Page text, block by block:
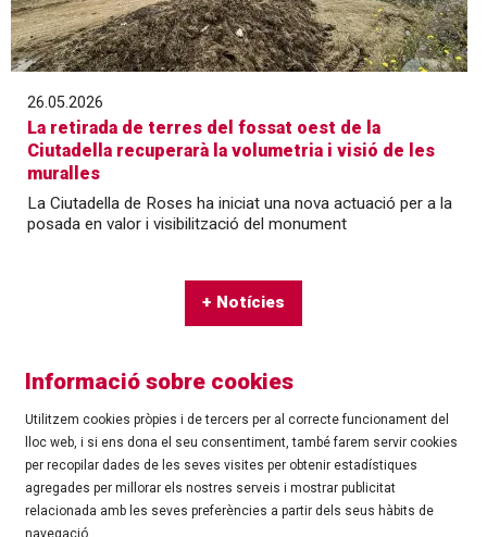
26.05.2026
La retirada de terres del fossat oest de la
Ciutadella recuperarà la volumetria i visió de les
muralles
La Ciutadella de Roses ha iniciat una nova actuació per a la
posada en valor i visibilització del monument
+ Notícies
©Ajuntament de Roses| C/ Tarragona, 81 | 17480 ROSES
Tel.: 972 25 24 00 |cultura@roses.cat
Informació sobre cookies
Utilitzem cookies pròpies i de tercers per al correcte funcionament del
lloc web, i si ens dona el seu consentiment, també farem servir cookies
per recopilar dades de les seves visites per obtenir estadístiques
agregades per millorar els nostres serveis i mostrar publicitat
relacionada amb les seves preferències a partir dels seus hàbits de
navegació.